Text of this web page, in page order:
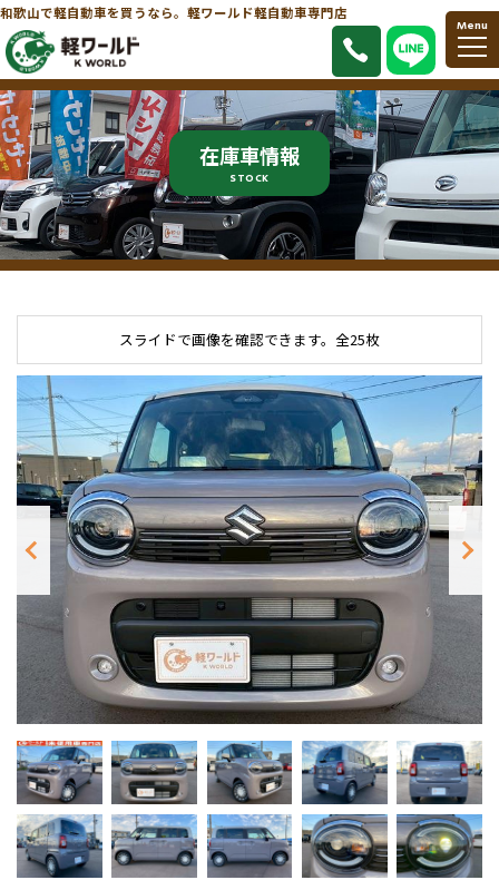
和歌山で軽自動車を買うなら。軽ワールド軽自動車専門店
Menu
在庫車情報
STOCK
スライドで画像を確認できます。 全25枚